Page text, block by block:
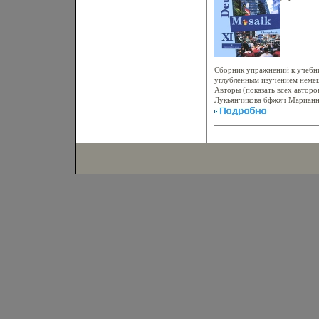
издание, стереотипное
Сборник упражнений к
углубленным изучением
Авторы (показать всех
Лукьянчикова бфжяч